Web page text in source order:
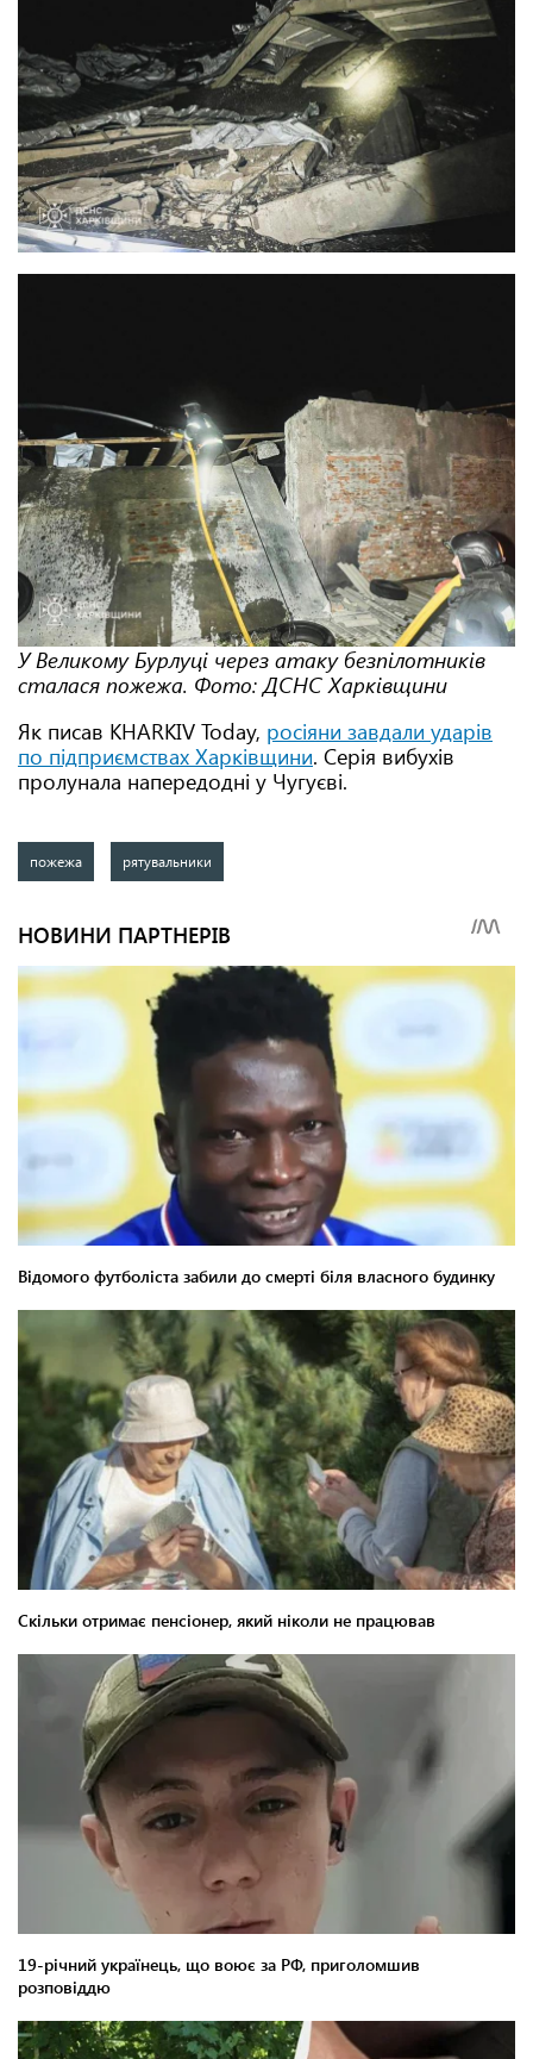
У Великому Бурлуці через атаку безпілотників
сталася пожежа. Фото: ДСНС Харківщини
Як писав KHARKIV Today, росіяни завдали ударів
по підприємствах Харківщини. Серія вибухів
пролунала напередодні у Чугуєві.
пожежа рятувальники